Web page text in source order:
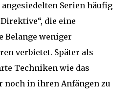
Serien häufig
die eine
Belange weniger
verbietet. Später als
Techniken wie das
noch in ihren Anfängen zu